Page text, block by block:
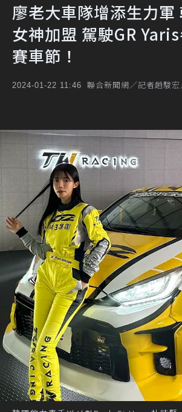
廖老大車隊增添生力軍
女神加盟 駕駛GR
賽車節！
2024-01-22 11:46 聯合新聞網／記者趙駿